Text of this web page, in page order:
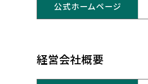
公式ホームページ
経営会社概要